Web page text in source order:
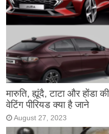
मारुति, ह्यूंदै, टाटा और
वेटिंग पीरियड क्या है जाने
August 27, 2023